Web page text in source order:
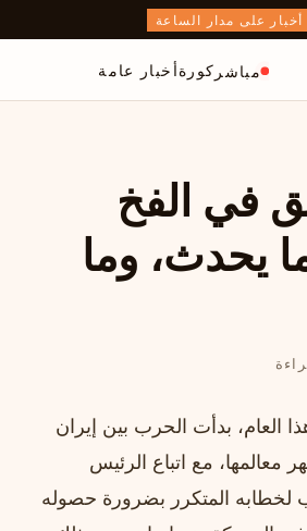
أخبار على مدار الساعة
مباشر كورةأخبار عامة
في الفخ
يحدث، وما
بدأت الحرب بين إيران
معالمها، مع اتباع الرئيس
لخطابه المتكرر بضرورة حصوله